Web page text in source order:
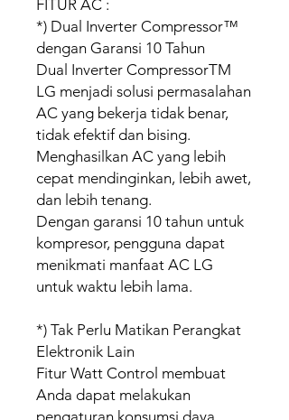
FITUR AC :
*) Dual Inverter Compressor™
dengan Garansi 10 Tahun
Dual Inverter CompressorTM
LG menjadi solusi permasalahan
AC yang bekerja tidak benar,
tidak efektif dan bising.
Menghasilkan AC yang lebih
cepat mendinginkan, lebih awet,
dan lebih tenang.
Dengan garansi 10 tahun untuk
kompresor, pengguna dapat
menikmati manfaat AC LG
untuk waktu lebih lama.
*) Tak Perlu Matikan Perangkat
Elektronik Lain
Fitur Watt Control membuat
Anda dapat melakukan
pengaturan konsumsi daya